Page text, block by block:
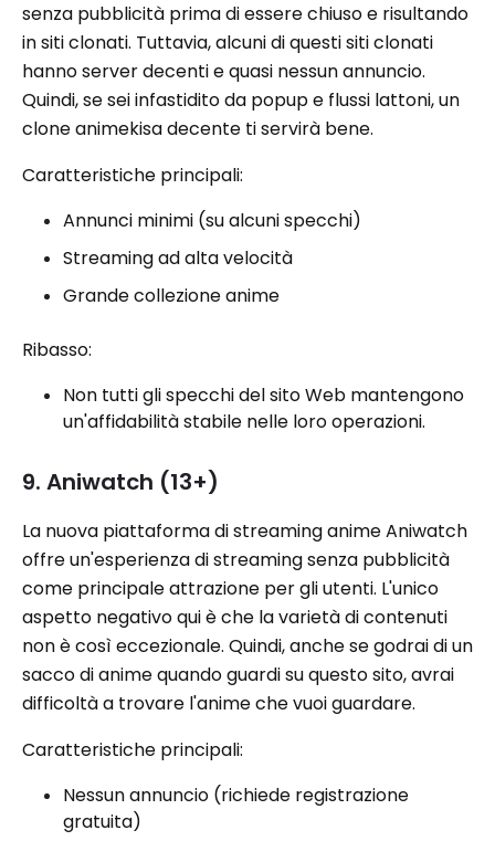
senza pubblicità prima di essere chiuso e risultando
in siti clonati. Tuttavia, alcuni di questi siti clonati
hanno server decenti e quasi nessun annuncio.
Quindi, se sei infastidito da popup e flussi lattoni, un
clone animekisa decente ti servirà bene.
Caratteristiche principali:
Annunci minimi (su alcuni specchi)
Streaming ad alta velocità
Grande collezione anime
Ribasso:
Non tutti gli specchi del sito Web mantengono
un'affidabilità stabile nelle loro operazioni.
9. Aniwatch (13+)
La nuova piattaforma di streaming anime Aniwatch
offre un'esperienza di streaming senza pubblicità
come principale attrazione per gli utenti. L'unico
aspetto negativo qui è che la varietà di contenuti
non è così eccezionale. Quindi, anche se godrai di un
sacco di anime quando guardi su questo sito, avrai
difficoltà a trovare l'anime che vuoi guardare.
Caratteristiche principali:
Nessun annuncio (richiede registrazione
gratuita)